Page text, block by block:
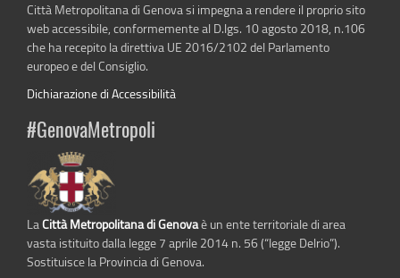
Città Metropolitana di Genova si impegna a rendere il proprio sito
web accessibile, conformemente al D.lgs. 10 agosto 2018, n.106
che ha recepito la direttiva UE 2016/2102 del Parlamento
europeo e del Consiglio.
Dichiarazione di Accessibilità
#GenovaMetropoli
LaCittà Metropolitana di Genovaè un ente territoriale di area
vasta istituito dalla legge 7 aprile 2014 n. 56 (“legge Delrio”).
Sostituisce la Provincia di Genova.